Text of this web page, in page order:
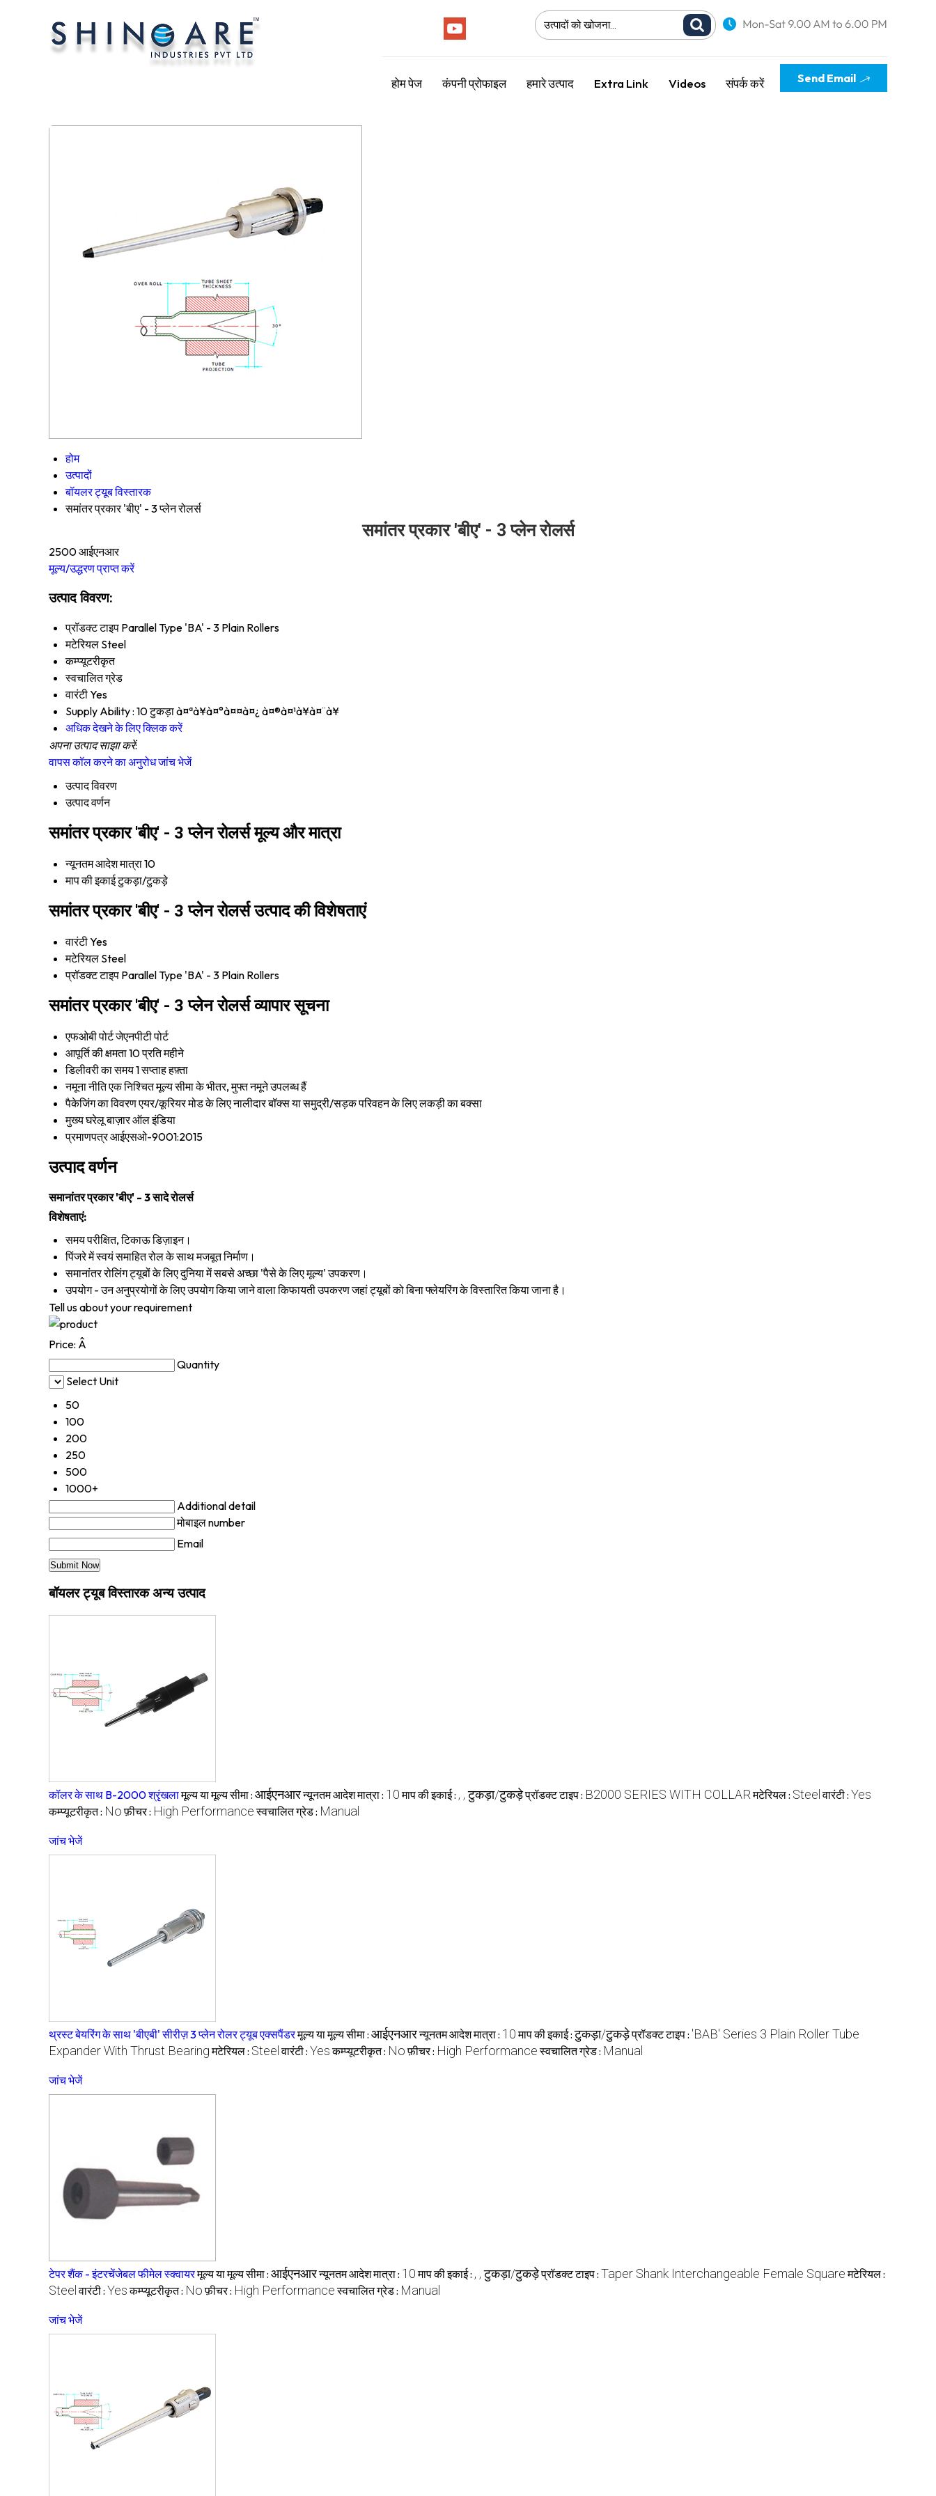
होम पेज कंपनी प्रोफाइल हमारे उत्पाद Extra Link Videos संपर्क करें Send Email
होम
उत्पादों
बॉयलर ट्यूब विस्तारक
समांतर प्रकार 'बीए' - 3 प्लेन रोलर्स
समांतर प्रकार 'बीए' - 3 प्लेन रोलर्स
2500 आईएनआर
मूल्य/उद्धरण प्राप्त करें
उत्पाद विवरण:
प्रॉडक्ट टाइप Parallel Type 'BA' - 3 Plain Rollers
मटेरियल Steel
कम्प्यूटरीकृत
स्वचालित ग्रेड
वारंटीYes
Supply Ability : 10 टुकड़ा à¤ªà¥à¤°à¤¤à¤¿ à¤®à¤¹à¥à¤¨à¥
अधिक देखने के लिए क्लिक करें
अपना उत्पाद साझा करें:
वापस कॉल करने का अनुरोधजांच भेजें
उत्पाद विवरण
उत्पाद वर्णन
समांतर प्रकार 'बीए' - 3 प्लेन रोलर्स मूल्य और मात्रा
न्यूनतम आदेश मात्रा10
माप की इकाईटुकड़ा/टुकड़े
समांतर प्रकार 'बीए' - 3 प्लेन रोलर्स उत्पाद की विशेषताएं
वारंटीYes
मटेरियल Steel
प्रॉडक्ट टाइप Parallel Type 'BA' - 3 Plain Rollers
समांतर प्रकार 'बीए' - 3 प्लेन रोलर्स व्यापार सूचना
एफओबी पोर्टजेएनपीटी पोर्ट
आपूर्ति की क्षमता10 प्रति महीने
डिलीवरी का समय1 सप्ताह हफ़्ता
नमूना नीतिएक निश्चित मूल्य सीमा के भीतर, मुफ्त नमूने उपलब्ध हैं
पैकेजिंग का विवरणएयर/कूरियर मोड के लिए नालीदार बॉक्स या समुद्री/सड़क परिवहन के लिए लकड़ी का बक्सा
मुख्य घरेलू बाज़ारऑल इंडिया
प्रमाणपत्रआईएसओ-9001:2015
उत्पाद वर्णन
समानांतर प्रकार 'बीए' - 3 सादे रोलर्स
विशेषताएं:
समय परीक्षित, टिकाऊ डिज़ाइन।
पिंजरे में स्वयं समाहित रोल के साथ मजबूत निर्माण।
समानांतर रोलिंग ट्यूबों के लिए दुनिया में सबसे अच्छा 'पैसे के लिए मूल्य' उपकरण।
उपयोग - उन अनुप्रयोगों के लिए उपयोग किया जाने वाला किफायती उपकरण जहां ट्यूबों को बिना फ्लेयरिंग के विस्तारित किया जाना है।
Tell us about your requirement
Price: Â
Quantity
Select Unit
50
100
200
250
500
1000+
Additional detail
मोबाइल number
Email
बॉयलर ट्यूब विस्तारक अन्य उत्पाद
कॉलर के साथ B-2000 श्रृंखलामूल्य या मूल्य सीमा : आईएनआरन्यूनतम आदेश मात्रा : 10 माप की इकाई : , , टुकड़ा/टुकड़ेप्रॉडक्ट टाइप : B2000 SERIES WITH COLLAR मटेरियल : Steel वारंटी : Yes
कम्प्यूटरीकृत : No फ़ीचर : High Performance स्वचालित ग्रेड : Manual
जांच भेजें
थ्रस्ट बेयरिंग के साथ 'बीएबी' सीरीज़ 3 प्लेन रोलर ट्यूब एक्सपैंडरमूल्य या मूल्य सीमा : आईएनआरन्यूनतम आदेश मात्रा : 10 माप की इकाई :टुकड़ा/टुकड़ेप्रॉडक्ट टाइप : 'BAB' Series 3 Plain Roller Tube
Expander With Thrust Bearing मटेरियल : Steel वारंटी : Yes कम्प्यूटरीकृत : No फ़ीचर : High Performance स्वचालित ग्रेड : Manual
जांच भेजें
टेपर शैंक - इंटरचेंजेबल फीमेल स्क्वायरमूल्य या मूल्य सीमा : आईएनआरन्यूनतम आदेश मात्रा : 10 माप की इकाई : , , टुकड़ा/टुकड़ेप्रॉडक्ट टाइप : Taper Shank Interchangeable Female Square मटेरियल :
Steel वारंटी : Yes कम्प्यूटरीकृत : No फ़ीचर : High Performance स्वचालित ग्रेड : Manual
जांच भेजें